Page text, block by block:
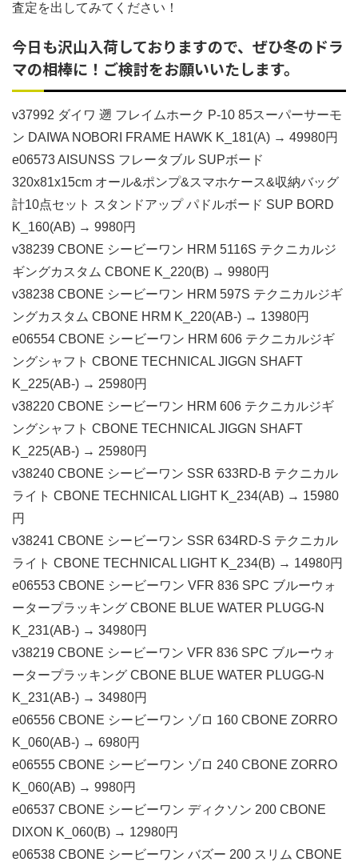
査定を出してみてください！
今日も沢山入荷しておりますので、ぜひ冬のドラ
マの相棒に！ご検討をお願いいたします。
v37992 ダイワ 遡 フレイムホーク P-10 85スーパーサーモ
ン DAIWA NOBORI FRAME HAWK K_181(A) → 49980円
e06573 AISUNSS フレータブル SUPボード
320x81x15cm オール&ポンプ&スマホケース&収納バッグ
計10点セット スタンドアップ パドルボード SUP BORD
K_160(AB) → 9980円
v38239 CBONE シービーワン HRM 5116S テクニカルジ
ギングカスタム CBONE K_220(B) → 9980円
v38238 CBONE シービーワン HRM 597S テクニカルジギ
ングカスタム CBONE HRM K_220(AB-) → 13980円
e06554 CBONE シービーワン HRM 606 テクニカルジギ
ングシャフト CBONE TECHNICAL JIGGN SHAFT
K_225(AB-) → 25980円
v38220 CBONE シービーワン HRM 606 テクニカルジギ
ングシャフト CBONE TECHNICAL JIGGN SHAFT
K_225(AB-) → 25980円
v38240 CBONE シービーワン SSR 633RD-B テクニカル
ライト CBONE TECHNICAL LIGHT K_234(AB) → 15980
円
v38241 CBONE シービーワン SSR 634RD-S テクニカル
ライト CBONE TECHNICAL LIGHT K_234(B) → 14980円
e06553 CBONE シービーワン VFR 836 SPC ブルーウォ
ータープラッキング CBONE BLUE WATER PLUGG-N
K_231(AB-) → 34980円
v38219 CBONE シービーワン VFR 836 SPC ブルーウォ
ータープラッキング CBONE BLUE WATER PLUGG-N
K_231(AB-) → 34980円
e06556 CBONE シービーワン ゾロ 160 CBONE ZORRO
K_060(AB-) → 6980円
e06555 CBONE シービーワン ゾロ 240 CBONE ZORRO
K_060(AB) → 9980円
e06537 CBONE シービーワン ディクソン 200 CBONE
DIXON K_060(B) → 12980円
e06538 CBONE シービーワン バズー 200 スリム CBONE